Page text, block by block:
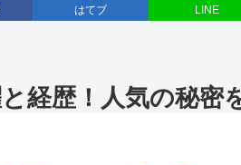
はてブ LINE
経歴！人気の秘密